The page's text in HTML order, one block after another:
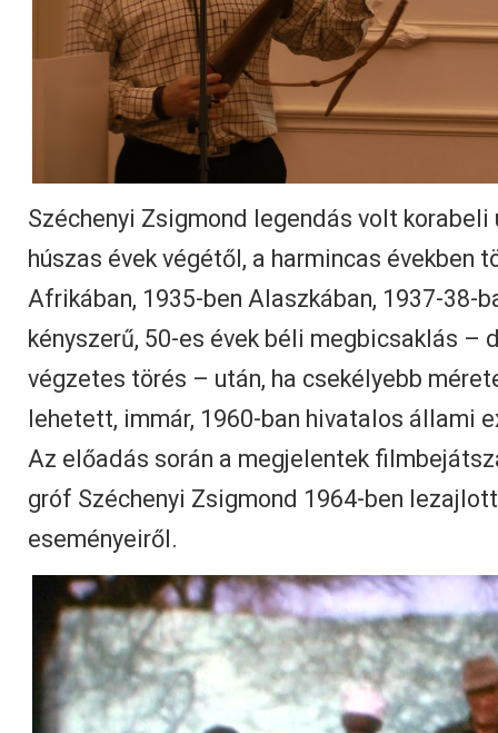
Széchenyi Zsigmond legendás volt
húszas évek végétől, a harmincas években
Afrikában, 1935-ben Alaszkában, 1937-38-
kényszerű, 50-es évek béli megbicsaklás –
végzetes törés – után, ha csekélyebb
lehetett, immár, 1960-ban hivatalos állami
Az előadás során a megjelentek
gróf Széchenyi Zsigmond 1964-ben
eseményeiről.